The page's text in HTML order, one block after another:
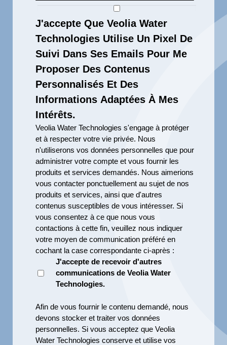
J'accepte Que Veolia Water
Technologies Utilise Un Pixel De
Suivi Dans Ses Emails Pour Me
Proposer Des Contenus
Personnalisés Et Des
Informations Adaptées À Mes
Intérêts.
Veolia Water Technologies s'engage à protéger
et à respecter votre vie privée. Nous
n'utiliserons vos données personnelles que pour
administrer votre compte et vous fournir les
produits et services demandés. Nous aimerions
vous contacter ponctuellement au sujet de nos
produits et services, ainsi que d'autres
contenus susceptibles de vous intéresser. Si
vous consentez à ce que nous vous
contactions à cette fin, veuillez nous indiquer
votre moyen de communication préféré en
cochant la case correspondante ci-après :
J'accepte de recevoir d'autres
communications de Veolia Water
Technologies.
Afin de vous fournir le contenu demandé, nous
devons stocker et traiter vos données
personnelles. Si vous acceptez que Veolia
Water Technologies conserve et utilise vos